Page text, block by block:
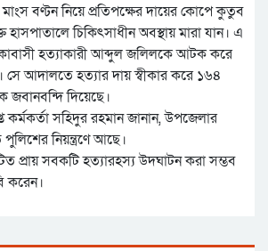
বণ্টন নিয়ে প্রতিপক্ষের দায়ের কোপে কুতুব
চিকিৎসাধীন অবস্থায় মারা যান। এ
হত্যাকারী আব্দুল জলিলকে আটক করে
আদালতে হত্যার দায় স্বীকার করে ১৬৪
জবানবন্দি দিয়েছে।
কর্মকর্তা সহিদুর রহমান জানান, উপজেলার
নিয়ন্ত্রণে আছে।
প্রায় সবকটি হত্যারহস্য উদঘাটন করা সম্ভব
করেন।